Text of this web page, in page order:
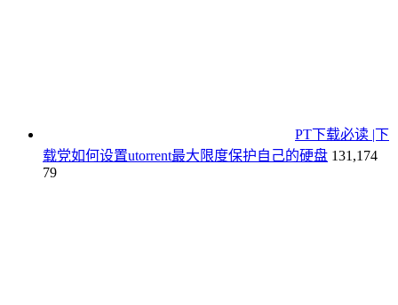
PT下载必读 |下
载党如何设置utorrent最大限度保护自己的硬盘 131,174
79